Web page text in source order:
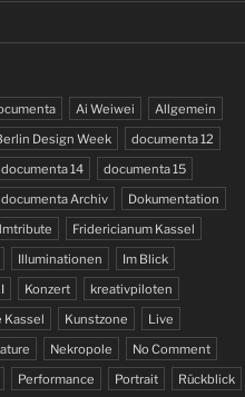
Ai Weiwei
Allgemein
Design Week
documenta 12
documenta 14
documenta 15
documenta Archiv
Dokumentation
Fridericianum Kassel
Illuminationen
Im Blick
Konzert
kreativpiloten
Kassel
Kunstzone
Live
Nekropole
No Comment
Performance
Portrait
Rückblick